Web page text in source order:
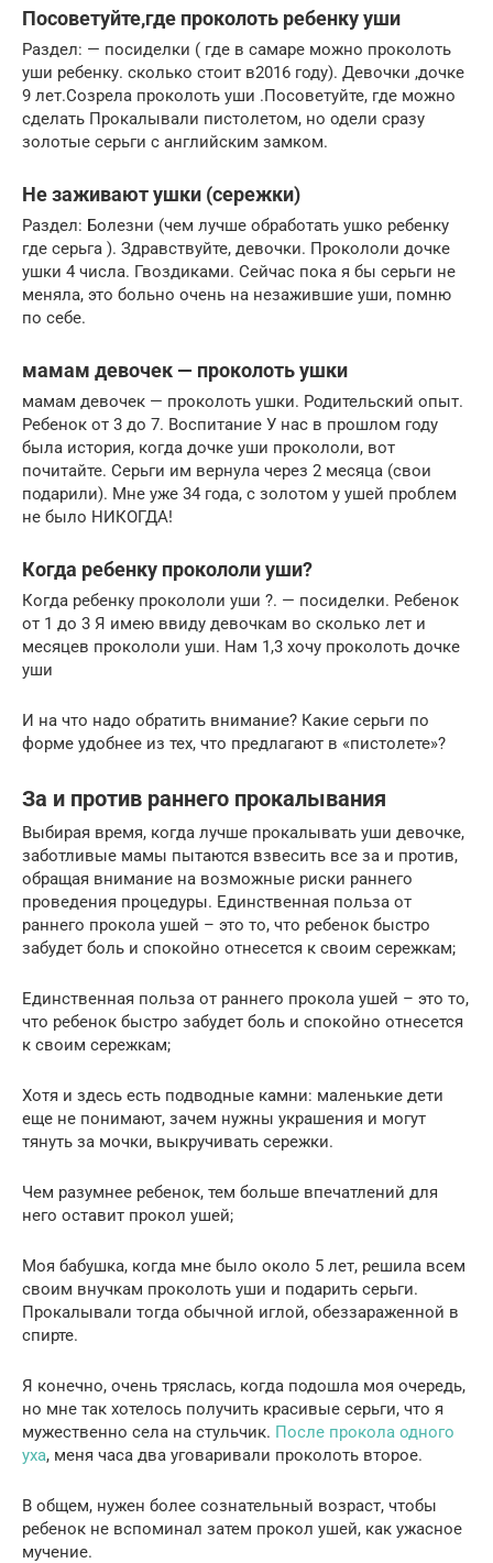
Посоветуйте,где проколоть ребенку уши
Раздел: — посиделки ( где в самаре можно проколоть
уши ребенку. сколько стоит в2016 году). Девочки ,дочке
9 лет.Созрела проколоть уши .Посоветуйте, где можно
сделать Прокалывали пистолетом, но одели сразу
золотые серьги с английским замком.
Не заживают ушки (сережки)
Раздел: Болезни (чем лучше обработать ушко ребенку
где серьга ). Здравствуйте, девочки. Прокололи дочке
ушки 4 числа. Гвоздиками. Сейчас пока я бы серьги не
меняла, это больно очень на незажившие уши, помню
по себе.
мамам девочек — проколоть ушки
мамам девочек — проколоть ушки. Родительский опыт.
Ребенок от 3 до 7. Воспитание У нас в прошлом году
была история, когда дочке уши прокололи, вот
почитайте. Серьги им вернула через 2 месяца (свои
подарили). Мне уже 34 года, с золотом у ушей проблем
не было НИКОГДА!
Когда ребенку прокололи уши?
Когда ребенку прокололи уши ?. — посиделки. Ребенок
от 1 до 3 Я имею ввиду девочкам во сколько лет и
месяцев прокололи уши. Нам 1,3 хочу проколоть дочке
уши
И на что надо обратить внимание? Какие серьги по
форме удобнее из тех, что предлагают в «пистолете»?
За и против раннего прокалывания
Выбирая время, когда лучше прокалывать уши девочке,
заботливые мамы пытаются взвесить все за и против,
обращая внимание на возможные риски раннего
проведения процедуры. Единственная польза от
раннего прокола ушей – это то, что ребенок быстро
забудет боль и спокойно отнесется к своим сережкам;
Единственная польза от раннего прокола ушей – это то,
что ребенок быстро забудет боль и спокойно отнесется
к своим сережкам;
Хотя и здесь есть подводные камни: маленькие дети
еще не понимают, зачем нужны украшения и могут
тянуть за мочки, выкручивать сережки.
Чем разумнее ребенок, тем больше впечатлений для
него оставит прокол ушей;
Моя бабушка, когда мне было около 5 лет, решила всем
своим внучкам проколоть уши и подарить серьги.
Прокалывали тогда обычной иглой, обеззараженной в
спирте.
Я конечно, очень тряслась, когда подошла моя очередь,
но мне так хотелось получить красивые серьги, что я
мужественно села на стульчик. После прокола одного
уха, меня часа два уговаривали проколоть второе.
В общем, нужен более сознательный возраст, чтобы
ребенок не вспоминал затем прокол ушей, как ужасное
мучение.